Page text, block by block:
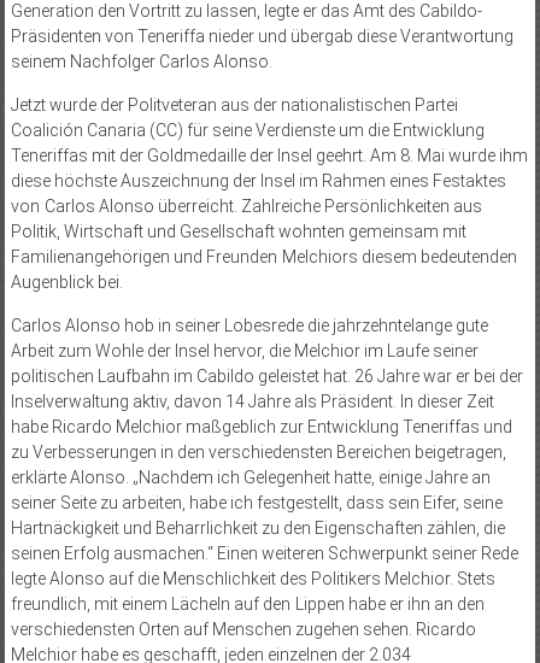
Generation den Vortritt zu lassen, legte er das Amt des Cabildo-
Präsidenten von Teneriffa nieder und übergab diese Verantwortung
seinem Nachfolger Carlos Alonso.
Jetzt wurde der Politveteran aus der nationalistischen Partei
Coalición Canaria (CC) für seine Verdienste um die Entwicklung
Teneriffas mit der Goldmedaille der Insel geehrt. Am 8. Mai wurde ihm
diese höchste Auszeichnung der Insel im Rahmen eines Festaktes
von Carlos Alonso überreicht. Zahlreiche Persönlichkeiten aus
Politik, Wirtschaft und Gesellschaft wohnten gemeinsam mit
Familienangehörigen und Freunden Melchiors diesem bedeutenden
Augenblick bei.
Carlos Alonso hob in seiner Lobesrede die jahrzehntelange gute
Arbeit zum Wohle der Insel hervor, die Melchior im Laufe seiner
politischen Laufbahn im Cabildo geleistet hat. 26 Jahre war er bei der
Inselverwaltung aktiv, davon 14 Jahre als Präsident. In dieser Zeit
habe Ricardo Melchior maßgeblich zur Entwicklung Teneriffas und
zu Verbesserungen in den verschiedensten Bereichen beigetragen,
erklärte Alonso. „Nachdem ich Gelegenheit hatte, einige Jahre an
seiner Seite zu arbeiten, habe ich festgestellt, dass sein Eifer, seine
Hartnäckigkeit und Beharrlichkeit zu den Eigenschaften zählen, die
seinen Erfolg ausmachen.“ Einen weiteren Schwerpunkt seiner Rede
legte Alonso auf die Menschlichkeit des Politikers Melchior. Stets
freundlich, mit einem Lächeln auf den Lippen habe er ihn an den
verschiedensten Orten auf Menschen zugehen sehen. Ricardo
Melchior habe es geschafft, jeden einzelnen der 2.034